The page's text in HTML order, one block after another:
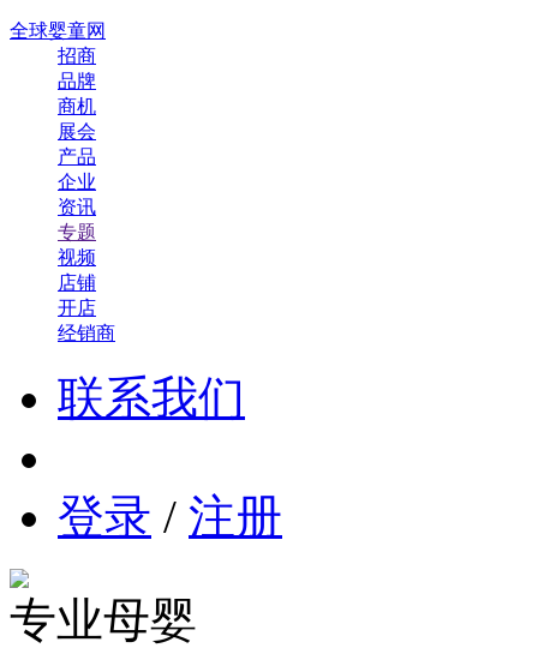
全球婴童网
招商
品牌
商机
展会
产品
企业
资讯
专题
视频
店铺
开店
经销商
联系我们
登录 / 注册
专业母婴